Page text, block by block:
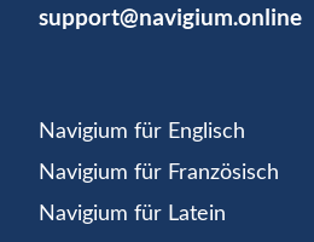
support@navigium.online
Navigium für Englisch
Navigium für Französisch
Navigium für Latein